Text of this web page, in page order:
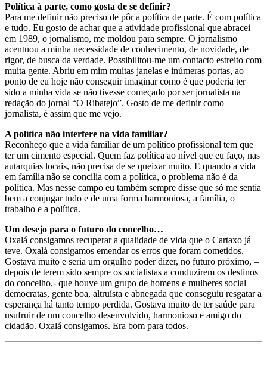
Política à parte, como gosta de se definir?
Para me definir não preciso de pôr a política de parte. É com política
e tudo. Eu gosto de achar que a atividade profissional que abracei
em 1989, o jornalismo, me moldou para sempre. O jornalismo
acentuou a minha necessidade de conhecimento, de novidade, de
rigor, de busca da verdade. Possibilitou-me um contacto estreito com
muita gente. Abriu em mim muitas janelas e inúmeras portas, ao
ponto de eu hoje não conseguir imaginar como é que poderia ter
sido a minha vida se não tivesse começado por ser jornalista na
redação do jornal “O Ribatejo”. Gosto de me definir como
jornalista, é assim que me vejo.
A política não interfere na vida familiar?
Reconheço que a vida familiar de um político profissional tem que
ter um cimento especial. Quem faz política ao nível que eu faço, nas
autarquias locais, não precisa de se queixar muito. E quando a vida
em família não se concilia com a política, o problema não é da
política. Mas nesse campo eu também sempre disse que só me sentia
bem a conjugar tudo e de uma forma harmoniosa, a família, o
trabalho e a política.
Um desejo para o futuro do concelho…
Oxalá consigamos recuperar a qualidade de vida que o Cartaxo já
teve. Oxalá consigamos emendar os erros que foram cometidos.
Gostava muito e seria um orgulho poder dizer, no futuro próximo, –
depois de terem sido sempre os socialistas a conduzirem os destinos
do concelho,- que houve um grupo de homens e mulheres social
democratas, gente boa, altruísta e abnegada que conseguiu resgatar a
esperança há tanto tempo perdida. Gostava muito de ter saúde para
usufruir de um concelho desenvolvido, harmonioso e amigo do
cidadão. Oxalá consigamos. Era bom para todos.